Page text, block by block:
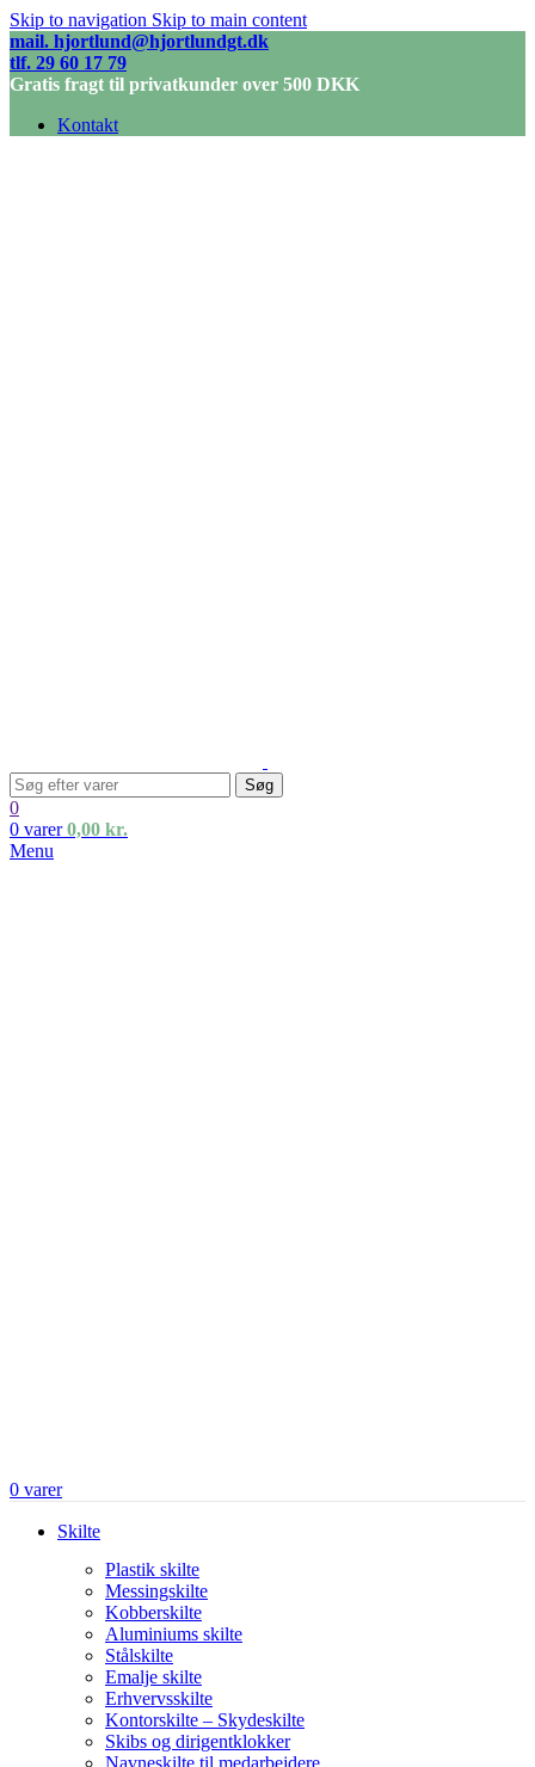
Skip to navigation Skip to main content
mail. hjortlund@hjortlundgt.dk
tlf. 29 60 17 79
Gratis fragt til privatkunder over 500 DKK
Kontakt
Søg
0
0 varer 0,00 kr.
Menu
0 varer
Skilte
Plastik skilte
Messingskilte
Kobberskilte
Aluminiums skilte
Stålskilte
Emalje skilte
Erhvervsskilte
Kontorskilte – Skydeskilte
Skibs og dirigentklokker
Navneskilte til medarbejdere